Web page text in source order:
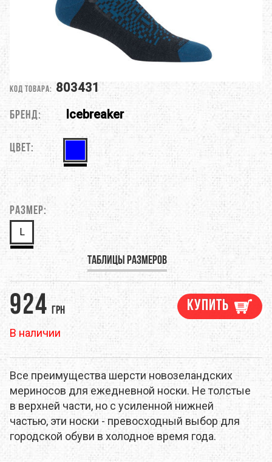
Код товара: 803431
Бренд: Icebreaker
Цвет:
Размер:
L
Таблицы размеров
924 грн
В наличии
Купить
Все преимущества шерсти новозеландских
мериносов для ежедневной носки. Не толстые
в верхней части, но с усиленной нижней
частью, эти носки - превосходный выбор для
городской обуви в холодное время года.